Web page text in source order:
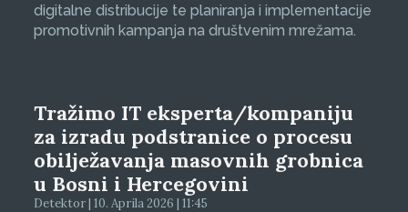
digitalne distribucije te planiranja i implementacije
promotivnih kampanja na društvenim mrežama.
Tražimo IT eksperta/kompaniju
za izradu podstranice o procesu
obilježavanja masovnih grobnica
u Bosni i Hercegovini
Detektor | 10. Aprila 2026 | 11:45